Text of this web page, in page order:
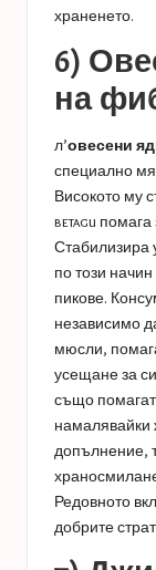
храненето.
6)
на
л’овесени
специално
Високото му
betagu
Стабилизира
по този
пикове.
независимо
мюсли,
усещане за
също помагат
намалявайки
допълнение,
Редовното
добрите